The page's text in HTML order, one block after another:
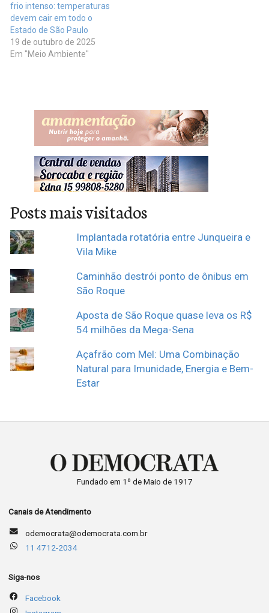
frio intenso: temperaturas
devem cair em todo o
Estado de São Paulo
19 de outubro de 2025
Em "Meio Ambiente"
Posts mais visitados
Implantada rotatória entre Junqueira e
Vila Mike
Caminhão destrói ponto de ônibus em
São Roque
Aposta de São Roque quase leva os R$
54 milhões da Mega-Sena
Açafrão com Mel: Uma Combinação
Natural para Imunidade, Energia e Bem-
Estar
Fundado em 1º de Maio de 1917
Canais de Atendimento
odemocrata@odemocrata.com.br
11 4712-2034
Siga-nos
Facebook